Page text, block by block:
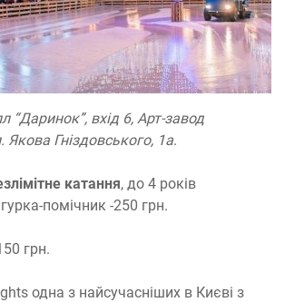
вхід 6, Арт-завод
Гніздовського, 1а.
катання, до 4 років
помічник -250 грн.
грн.
одна з найсучасніших в Києві з